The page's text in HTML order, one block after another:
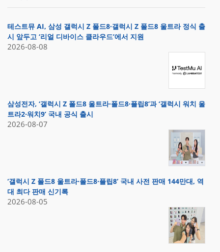
테스트뮤 AI, 삼성 갤럭시 Z 폴드8·갤럭시 Z 폴드8 울트라 정식 출
시 앞두고 ‘리얼 디바이스 클라우드’에서 지원
2026-08-08
삼성전자, ‘갤럭시 Z 폴드8 울트라·폴드8·플립8’과 ‘갤럭시 워치 울
트라2·워치9’ 국내 공식 출시
2026-08-07
‘갤럭시 Z 폴드8 울트라·폴드8·플립8’ 국내 사전 판매 144만대, 역
대 최다 판매 신기록
2026-08-05